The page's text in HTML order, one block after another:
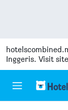
Inggeris. Visit